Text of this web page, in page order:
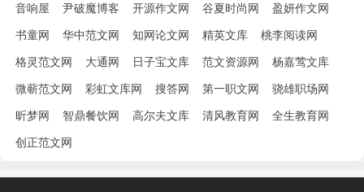
音响屋 尹破魔博客 开源作文网 谷夏时尚网 盈妍作文网
书童网 华中范文网 知网论文网 精英文库 桃李阅读网
格灵范文网 大通网 日子宝文库 范文资源网 杨嘉莺文库
微蕲范文网 彩虹文库网 搜答网 第一职文网 骁雄职场网
昕梦网 智鼎餐饮网 高尔夫文库 清风教育网 全生教育网
创正范文网